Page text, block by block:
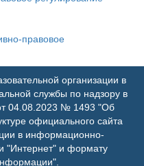
правовое
организации в
службы по надзору в
04.08.2023 № 1493 "Об
официального сайта
в информационно-
"Интернет" и формату